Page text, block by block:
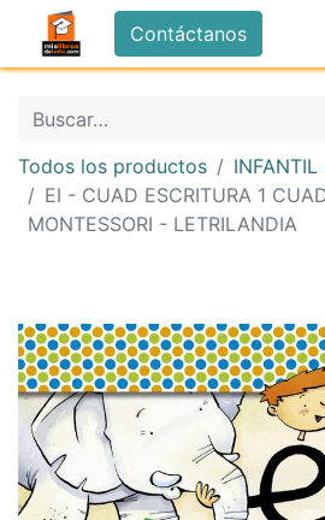
Contáctanos
Todos los productos
EI - CUAD ESCRITURA 1
MONTESSORI - LETRILANDIA